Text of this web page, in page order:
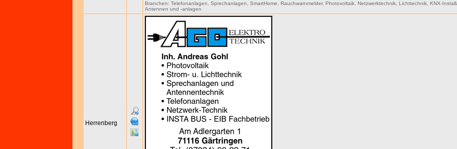
Branchen:Telefonanlagen ,Sprechanlagen ,SmartHome ,Rauchwarnmelder,Photovoltaik ,Netzwerktechnik ,Lichttechnik ,KNX-
Antennen und -anlagen
Herrenberg